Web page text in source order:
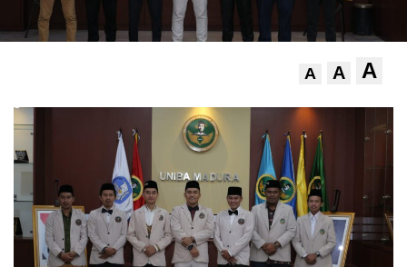
A A A